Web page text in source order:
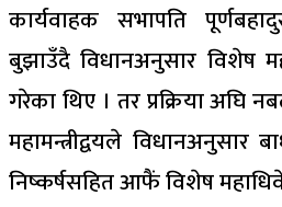
कार्यवाहक सभापति
बुझाउँदै विधानअनुसार विशेष
गरेका थिए । तर प्रक्रिया अघि
महामन्त्रीद्वयले विधानअनुसार
निष्कर्षसहित आफैं विशेष